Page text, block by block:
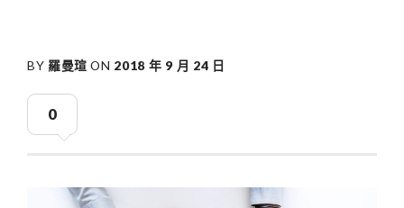
BY 羅曼瑄 ON 2018 年 9 月 24 日
0